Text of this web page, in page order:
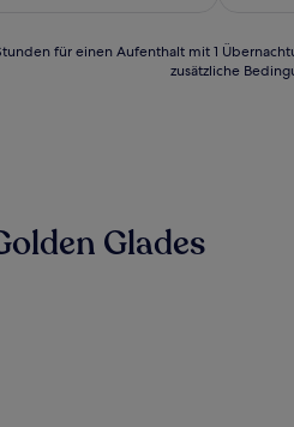
für einen Aufenthalt mit 1
zusätzliche
Glades